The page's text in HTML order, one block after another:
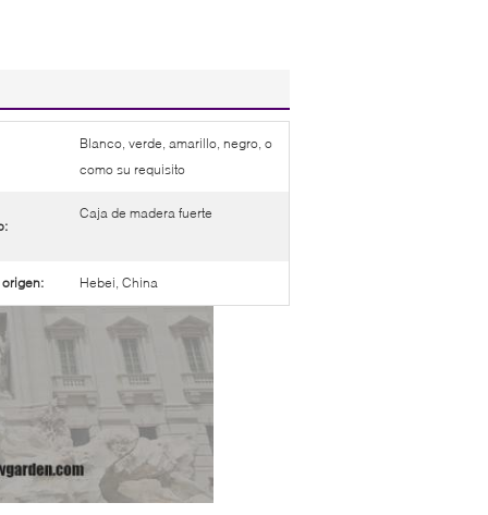
Blanco, verde, amarillo, negro, o
como su requisito
Caja de madera fuerte
Hebei, China